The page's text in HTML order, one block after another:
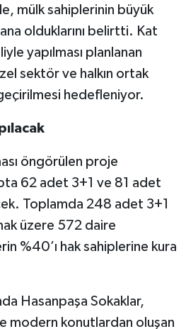
mülk sahiplerinin büyük
olduklarını belirtti. Kat
yapılması planlanan
sektör ve halkın ortak
hedefleniyor.
öngörülen proje
62 adet 3+1 ve 81 adet
Toplamda 248 adet 3+1
üzere 572 daire
%40’ı hak sahiplerine kura
Hasanpaşa Sokaklar,
modern konutlardan oluşan